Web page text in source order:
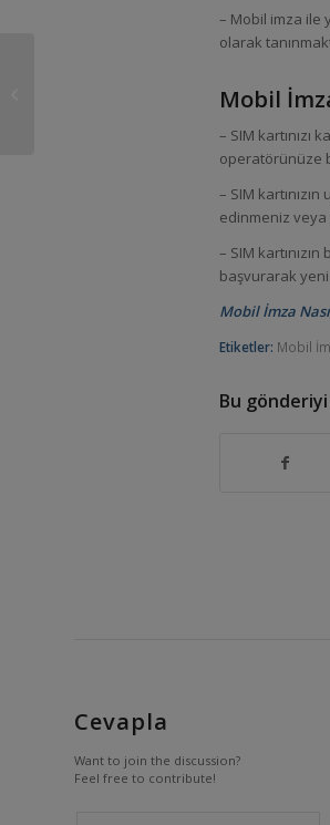
– Mobil imza ile
olarak
Mobil
– SIM kartınızı
operatörünüze
– SIM
edinmeniz veya
– SIM
başvurarak
Mobil İmza
Etiketler: Mobil
Bu
Cevapla
Want to join the discussion?
Feel free to contribute!